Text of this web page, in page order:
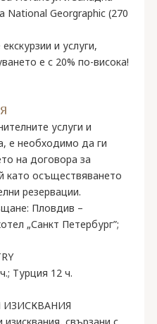
National Georgraphic (270
и услуги,
е с 20% по-висока!
услуги и
е необходимо да ги
на договора за
като осъществяването
резервации.
Пловдив –
„Санкт Петербург”;
Турция 12 ч.